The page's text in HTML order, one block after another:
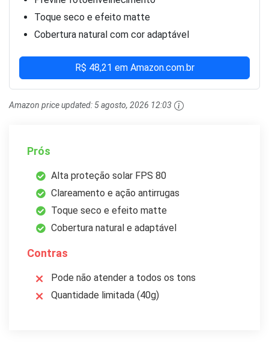
Toque seco e efeito matte
Cobertura natural com cor adaptável
R$ 48,21 em Amazon.com.br
Amazon price updated: 5 agosto, 2026 12:03
Prós
Alta proteção solar FPS 80
Clareamento e ação antirrugas
Toque seco e efeito matte
Cobertura natural e adaptável
Contras
Pode não atender a todos os tons
Quantidade limitada (40g)